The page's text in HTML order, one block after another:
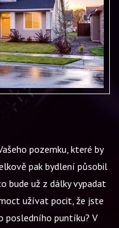
pozemku, které by
pak bydlení působil
bude už z dálky vypadat
užívat pocit, že jste
posledního puntíku? V